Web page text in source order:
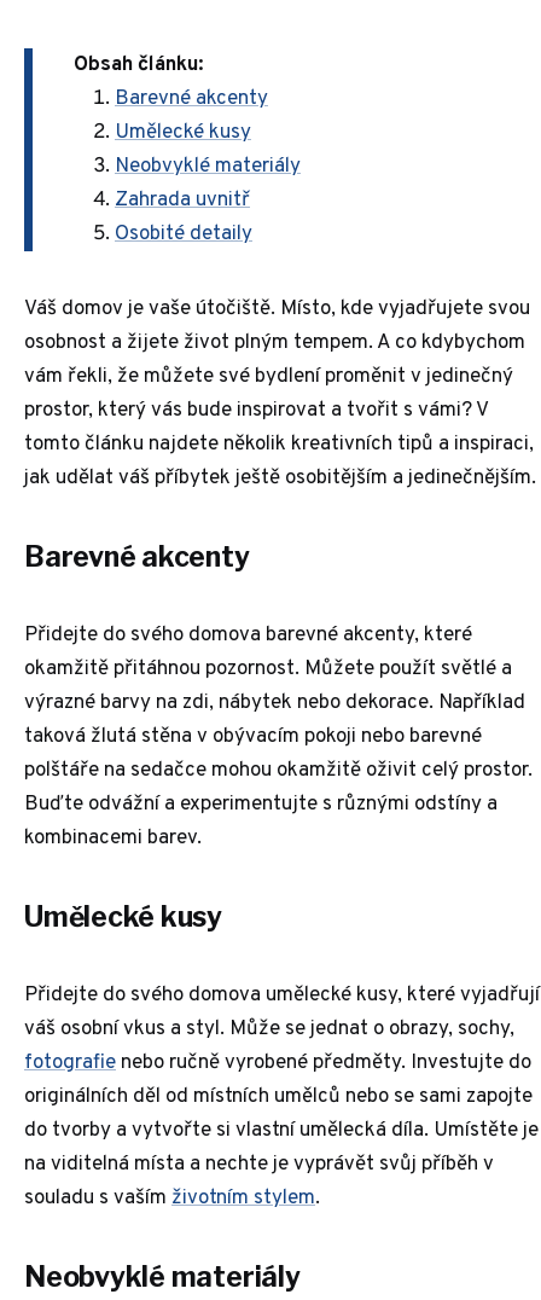
Obsah článku:
Barevné akcenty
Umělecké kusy
Neobvyklé materiály
Zahrada uvnitř
Osobité detaily
Váš domov je vaše útočiště. Místo, kde vyjadřujete svou
osobnost a žijete život plným tempem. A co kdybychom
vám řekli, že můžete své bydlení proměnit v jedinečný
prostor, který vás bude inspirovat a tvořit s vámi? V
tomto článku najdete několik kreativních tipů a inspiraci,
jak udělat váš příbytek ještě osobitějším a jedinečnějším.
Barevné akcenty
Přidejte do svého domova barevné akcenty, které
okamžitě přitáhnou pozornost. Můžete použít světlé a
výrazné barvy na zdi, nábytek nebo dekorace. Například
taková žlutá stěna v obývacím pokoji nebo barevné
polštáře na sedačce mohou okamžitě oživit celý prostor.
Buďte odvážní a experimentujte s různými odstíny a
kombinacemi barev.
Umělecké kusy
Přidejte do svého domova umělecké kusy, které vyjadřují
váš osobní vkus a styl. Může se jednat o obrazy, sochy,
fotografie nebo ručně vyrobené předměty. Investujte do
originálních děl od místních umělců nebo se sami zapojte
do tvorby a vytvořte si vlastní umělecká díla. Umístěte je
na viditelná místa a nechte je vyprávět svůj příběh v
souladu s vaším životním stylem.
Neobvyklé materiály